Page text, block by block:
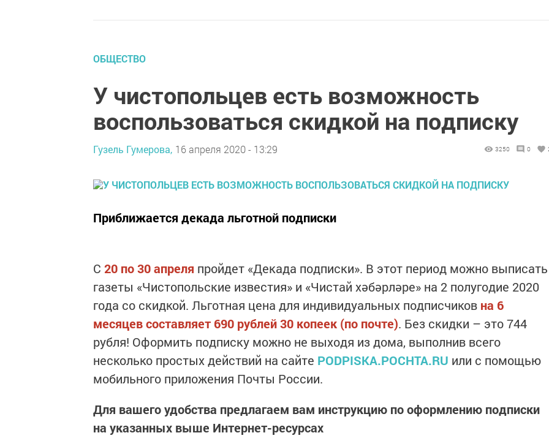
ОБЩЕСТВО
У чистопольцев есть возможность
воспользоваться скидкой на подписку
Гузель Гумерова, 16 апреля 2020 - 13:29 3250 0
Приближается декада льготной подписки
С 20 по 30 апреля пройдет «Декада подписки». В этот период можно выписать
газеты «Чистопольские известия» и «Чистай хәбәрләре» на 2 полугодие 2020
года со скидкой. Льготная цена для индивидуальных подписчиков на 6
месяцев составляет 690 рублей 30 копеек (по почте). Без скидки – это 744
рубля! Оформить подписку можно не выходя из дома, выполнив всего
несколько простых действий на сайте PODPISKA.POCHTA.RU или с помощью
мобильного приложения Почты России.
Для вашего удобства предлагаем вам инструкцию по оформлению подписки
на указанных выше Интернет-ресурсах